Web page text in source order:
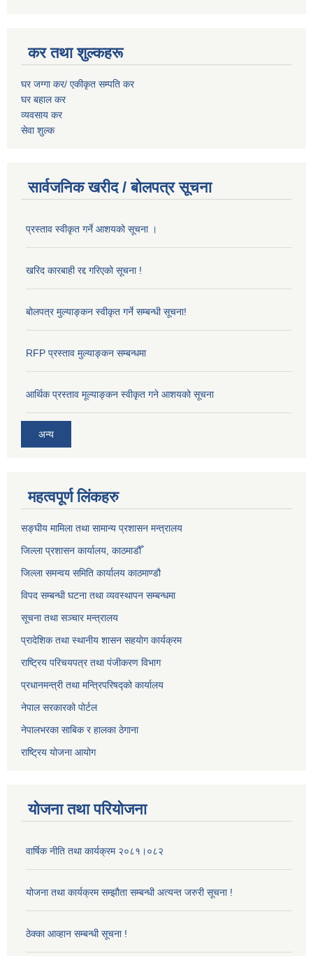
कर तथा शुल्कहरू
घर जग्गा कर/ एकीकृत सम्पति कर
घर बहाल कर
व्यवसाय कर
सेवा शुल्क
सार्वजनिक खरीद / बोलपत्र सूचना
प्रस्ताव स्वीकृत गर्ने आशयको सूचना ।
खरिद कारबाही रद्द गरिएको सूचना !
बोलपत्र मुल्याङ्कन स्वीकृत गर्ने सम्बन्धी सूचना!
RFP प्रस्ताव मुल्याङ्कन सम्बन्धमा
आर्थिक प्रस्ताव मूल्याङ्कन स्वीकृत गने आशयको सूचना
अन्य
महत्वपूर्ण लिंकहरु
सङ्‍घीय मामिला तथा सामान्य प्रशासन मन्त्रालय
जिल्ला प्रशासन कार्यालय, काठमाडौँ
जिल्ला समन्वय समिति कार्यालय काठमाण्ड‌ौ
विपद सम्बन्धी घटना तथा व्यवस्थापन सम्बन्धमा
सूचना तथा सञ्चार मन्त्रालय
प्रादेशिक तथा स्थानीय शासन सहयोग कार्यक्रम
राष्ट्रिय परिचयपत्र तथा पंजीकरण विभाग
प्रधानमन्त्री तथा मन्त्रिपरिषद्को कार्यालय
नेपाल सरकारको पोर्टल
नेपालभरका साबिक र हालका ठेगाना
राष्ट्रिय योजना आयोग
योजना तथा परियोजना
वार्षिक नीति तथा कार्यक्रम २०८१।०८२
योजना तथा कार्यक्रम सम्झौता सम्बन्धी अत्यन्त जरुरी सूचना !
ठेक्का आव्हान सम्बन्धी सूचना !